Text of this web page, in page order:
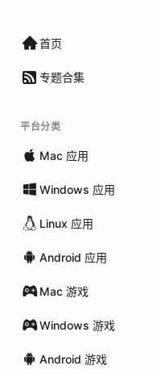
首页
专题合集
平台分类
Mac 应用
Windows 应用
Linux 应用
Android 应用
Mac 游戏
Windows 游戏
Android 游戏